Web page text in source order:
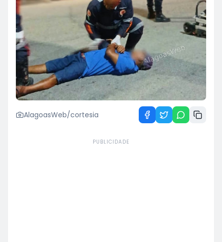
AlagoasWeb/cortesia
PUBLICIDADE